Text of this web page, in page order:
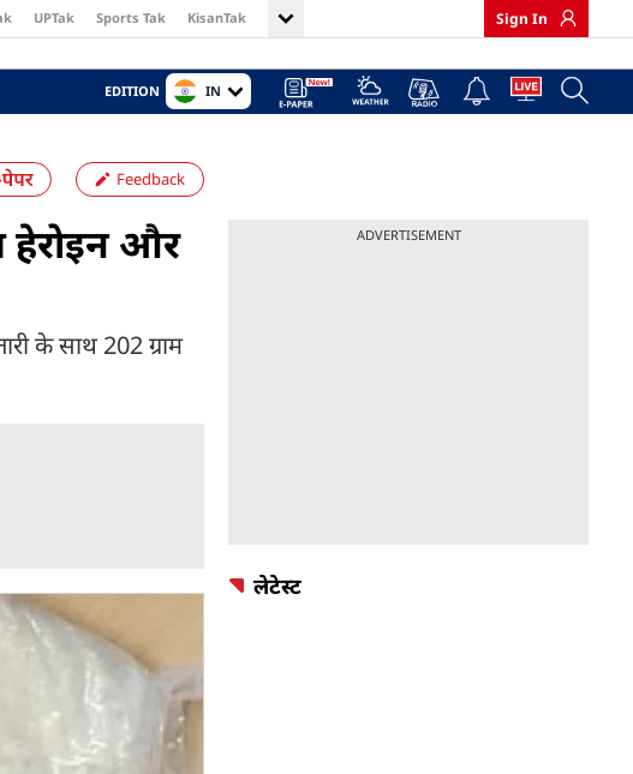
UPTak Sports Tak KisanTak Sign In
EDITION IN
Feedback
हेरोइन और
के साथ 202 ग्राम
ADVERTISEMENT
लेटेस्ट